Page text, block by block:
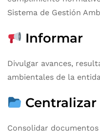
Sistema de Gestión
Informar
Divulgar avances,
ambientales de la
Centralizar
Consolidar